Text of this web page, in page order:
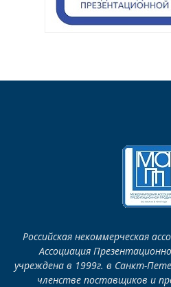
Российская некоммерческая
Ассоциация
учреждена в 1999г. в Санкт-
членстве поставщиков и